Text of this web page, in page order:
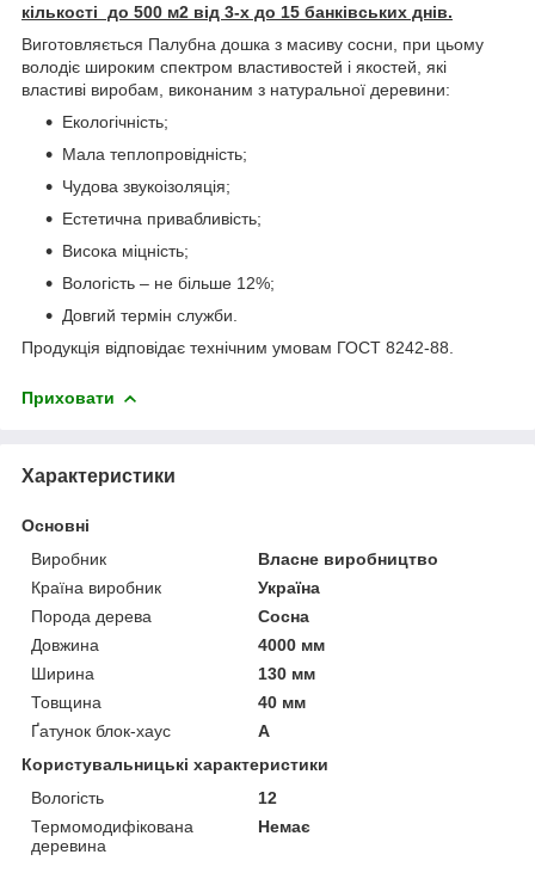
кількості до 500 м2 від 3-х до 15 банківських днів.
Виготовляється Палубна дошка з масиву сосни, при цьому
володіє широким спектром властивостей і якостей, які
властиві виробам, виконаним з натуральної деревини:
Екологічність;
Мала теплопровідність;
Чудова звукоізоляція;
Естетична привабливість;
Висока міцність;
Вологість – не більше 12%;
Довгий термін служби.
Продукція відповідає технічним умовам ГОСТ 8242-88.
Приховати
Характеристики
Основні
Виробник
Власне виробництво
Країна виробник
Україна
Порода дерева
Сосна
Довжина
4000 мм
Ширина
130 мм
Товщина
40 мм
Ґатунок блок-хаус
А
Користувальницькі характеристики
Вологість
12
Термомодифікована
деревина
Немає